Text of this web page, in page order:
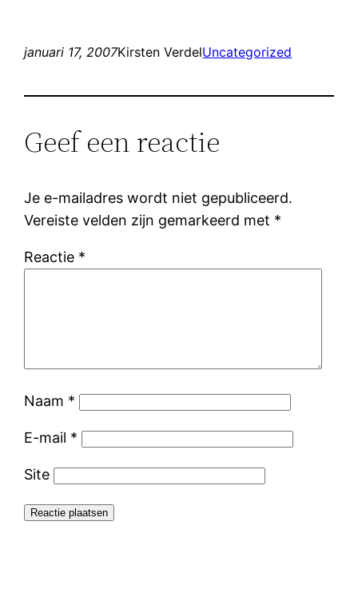
januari 17, 2007Kirsten VerdelUncategorized
Geef een reactie
Je e-mailadres wordt niet gepubliceerd.
Vereiste velden zijn gemarkeerd met *
Reactie *
Naam *
E-mail *
Site